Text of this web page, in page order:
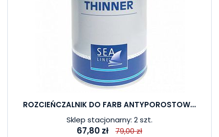
ROZCIEŃCZALNIK DO FARB ANTYPOROSTOW...
Sklep stacjonarny: 2 szt.
67,80 zł 79,00 zł